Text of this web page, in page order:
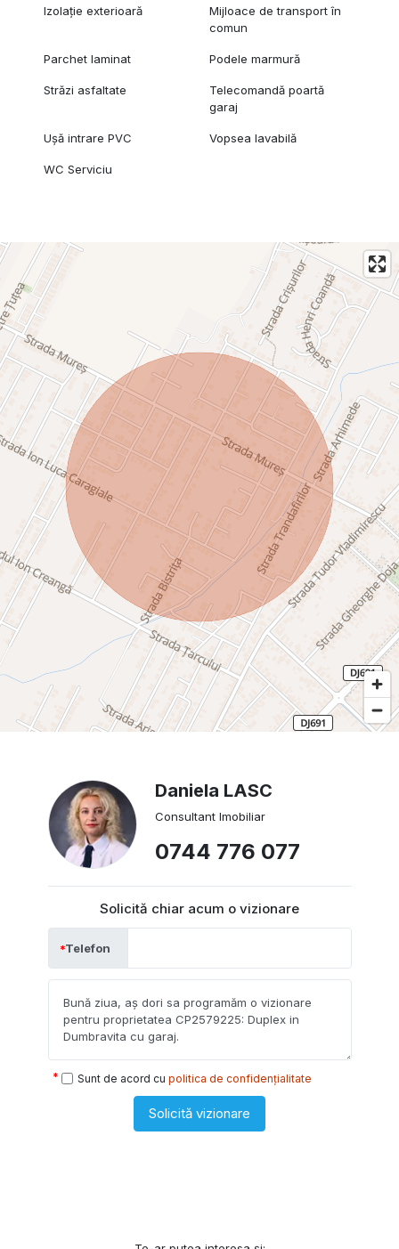
Izolație exterioară
Mijloace de transport în
comun
Parchet laminat Podele marmură
Străzi asfaltate
Telecomandă poartă
garaj
Ușă intrare PVC Vopsea lavabilă
WC Serviciu
Daniela LASC
Consultant Imobiliar
0744 776 077
Solicită chiar acum o vizionare
Telefon
Sunt de acord cu politica de confidențialitate
Solicită vizionare